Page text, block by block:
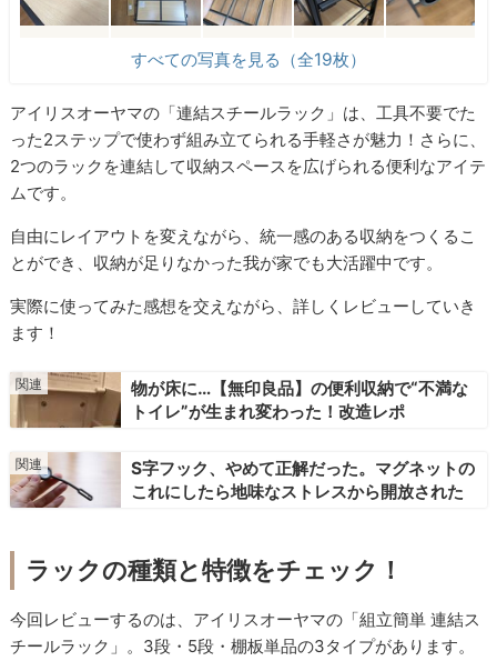
すべての写真を見る（全19枚）
アイリスオーヤマの「連結スチールラック」は、工具不要でた
った2ステップで使わず組み立てられる手軽さが魅力！さらに、
2つのラックを連結して収納スペースを広げられる便利なアイテ
ムです。
自由にレイアウトを変えながら、統一感のある収納をつくるこ
とができ、収納が足りなかった我が家でも大活躍中です。
実際に使ってみた感想を交えながら、詳しくレビューしていき
ます！
物が床に…【無印良品】の便利収納で“不満な
トイレ”が生まれ変わった！改造レポ
S字フック、やめて正解だった。マグネットの
これにしたら地味なストレスから開放された
ラックの種類と特徴をチェック！
今回レビューするのは、アイリスオーヤマの「組立簡単 連結ス
チールラック」。3段・5段・棚板単品の3タイプがあります。